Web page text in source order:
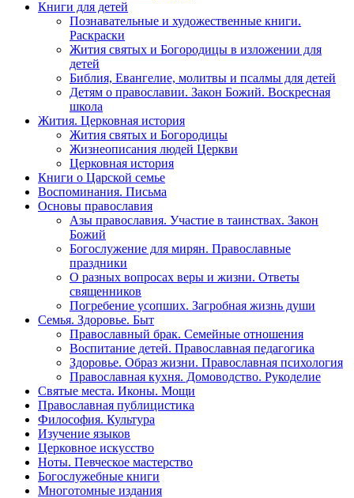
Книги для детей
Познавательные и художественные книги.
Раскраски
Жития святых и Богородицы в изложении для
детей
Библия, Евангелие, молитвы и псалмы для детей
Детям о православии. Закон Божий. Воскресная
школа
Жития. Церковная история
Жития святых и Богородицы
Жизнеописания людей Церкви
Церковная история
Книги о Царской семье
Воспоминания. Письма
Основы православия
Азы православия. Участие в таинствах. Закон
Божий
Богослужение для мирян. Православные
праздники
О разных вопросах веры и жизни. Ответы
священников
Погребение усопших. Загробная жизнь души
Семья. Здоровье. Быт
Православный брак. Семейные отношения
Воспитание детей. Православная педагогика
Здоровье. Образ жизни. Православная психология
Православная кухня. Домоводство. Рукоделие
Святые места. Иконы. Мощи
Православная публицистика
Философия. Культура
Изучение языков
Церковное искусство
Ноты. Певческое мастерство
Богослужебные книги
Многотомные издания